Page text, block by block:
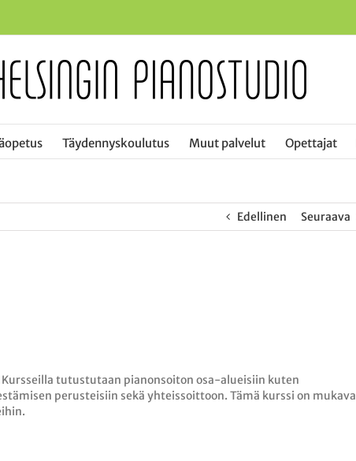
Täydennyskoulutus Muut palvelut Opettajat
Edellinen Seuraava
tutustutaan pianonsoiton osa-alueisiin kuten
perusteisiin sekä yhteissoittoon. Tämä kurssi on mukava